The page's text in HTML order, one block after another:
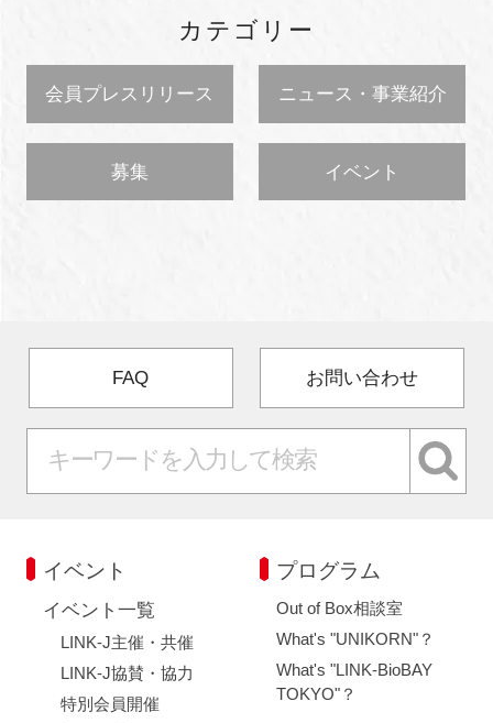
カテゴリー
会員プレスリリース ニュース・事業紹介
募集 イベント
FAQ お問い合わせ
イベント
イベント一覧
LINK-J主催・共催
LINK-J協賛・協力
特別会員開催
プログラム
Out of Box相談室
What's "UNIKORN"？
What's "LINK-BioBAY
TOKYO"？